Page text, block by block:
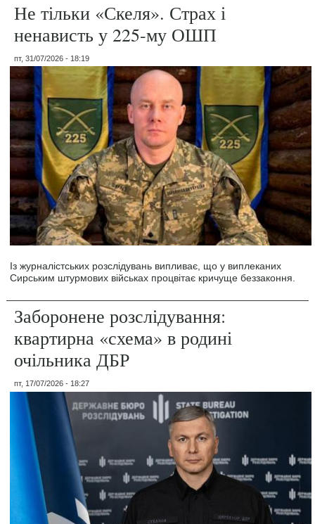
Не тільки «Скеля». Страх і
ненависть у 225-му ОШП
пт, 31/07/2026 - 18:19
Із журналістських розслідувань випливає, що у виплеканих
Сирським штурмових військах процвітає кричуще беззаконня.
Заборонене розслідування:
квартирна «схема» в родині
очільника ДБР
пт, 17/07/2026 - 18:27